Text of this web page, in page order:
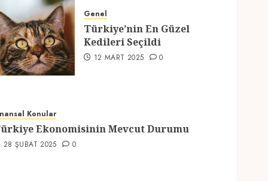
Genel
Türkiye’nin En Güzel
Kedileri Seçildi
12 MART 2025 0
Konular
Ekonomisinin Mevcut Durumu
28 ŞUBAT 2025 0